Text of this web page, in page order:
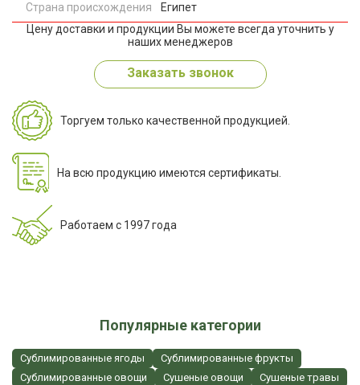
Страна происхождения
Египет
Цену доставки и продукции Вы можете всегда уточнить у
наших менеджеров
Заказать звонок
Торгуем только качественной продукцией.
На всю продукцию имеются сертификаты.
Работаем с 1997 года
Популярные категории
Сублимированные ягоды
Сублимированные фрукты
Сублимированные овощи
Сушеные овощи
Сушеные травы